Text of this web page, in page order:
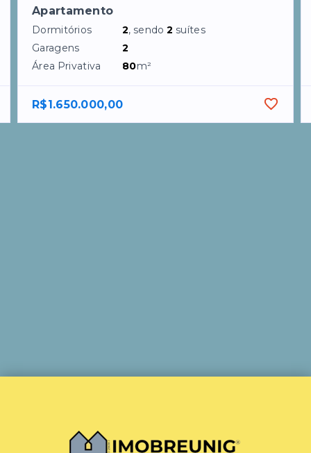
Apartamento
Dormitórios 2, sendo2 suítes
Garagens
2
Área Privativa
80m²
R$1.650.000,00